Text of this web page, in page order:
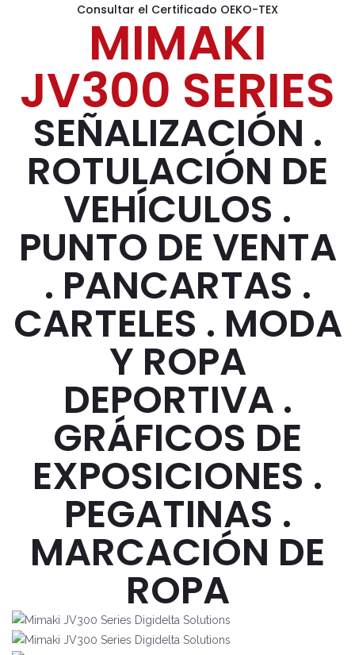
Consultar el Certificado OEKO-TEX
MIMAKI
JV300 SERIES
SEÑALIZACIÓN .
ROTULACIÓN DE
VEHÍCULOS .
PUNTO DE VENTA
. PANCARTAS .
CARTELES . MODA
Y ROPA
DEPORTIVA .
GRÁFICOS DE
EXPOSICIONES .
PEGATINAS .
MARCACIÓN DE
ROPA